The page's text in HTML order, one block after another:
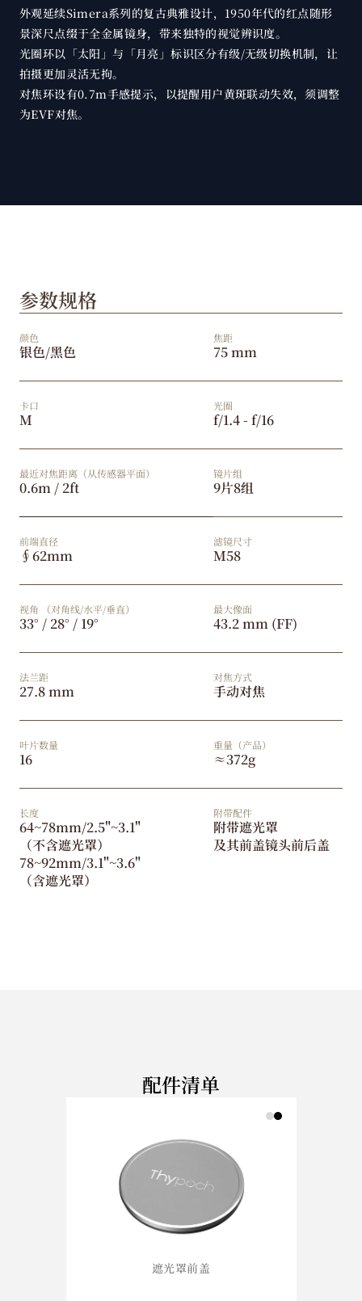
外观延续Simera系列的复古典雅设计，1950年代的红点随形
景深尺点缀于全金属镜身，带来独特的视觉辨识度。
光圈环以「太阳」与「月亮」标识区分有级/无级切换机制，让
拍摄更加灵活无拘。
对焦环设有0.7m手感提示，以提醒用户黄斑联动失效，须调整
为EVF对焦。
参数规格
颜色
银色/黑色
焦距
75 mm
卡口
M
光圈
f/1.4 - f/16
最近对焦距离（从传感器平面）
0.6m / 2ft
镜片组
9片8组
前端直径
∮62mm
滤镜尺寸
M58
视角 （对角线/水平/垂直）
33° / 28° / 19°
最大像面
43.2 mm (FF)
法兰距
27.8 mm
对焦方式
手动对焦
叶片数量
16
重量（产品）
≈372g
长度
64~78mm/2.5"~3.1"
（不含遮光罩）
78~92mm/3.1"~3.6"
（含遮光罩）
附带配件
附带遮光罩
及其前盖镜头前后盖
配件清单
遮光罩前盖